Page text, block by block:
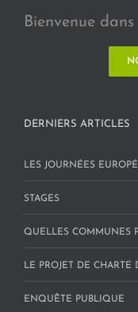
Bienvenue
DERNIERS ARTICLES
LES JOURNÉES
STAGES
QUELLES COMMUNES
LE PROJET DE CHARTE
ENQUÊTE PUBLIQUE